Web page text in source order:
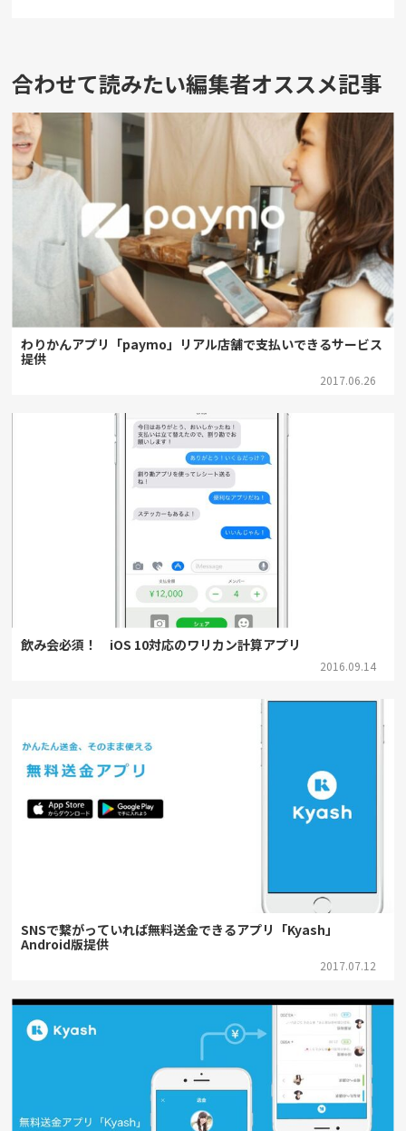
合わせて読みたい編集者オススメ記事
わりかんアプリ「paymo」リアル店舗で支払いできるサービス
提供
2017.06.26
飲み会必須！ iOS 10対応のワリカン計算アプリ
2016.09.14
SNSで繋がっていれば無料送金できるアプリ「Kyash」
Android版提供
2017.07.12